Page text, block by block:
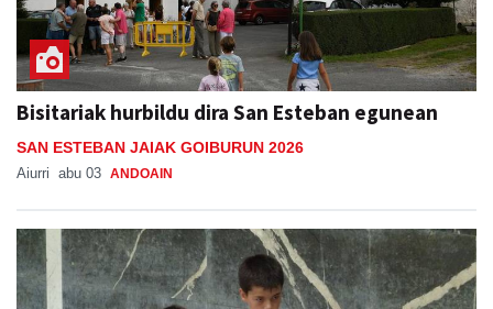
Bisitariak hurbildu dira San Esteban egunean
SAN ESTEBAN JAIAK GOIBURUN 2026
Aiurri abu 03 ANDOAIN